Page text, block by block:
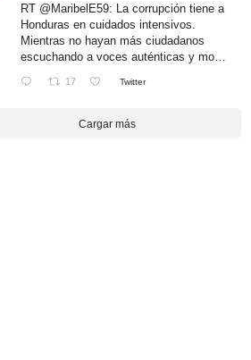
RT @MaribelE59: La corrupción tiene a
Honduras en cuidados intensivos.
Mientras no hayan más ciudadanos
escuchando a voces auténticas y mo…
17 Twitter
Cargar más